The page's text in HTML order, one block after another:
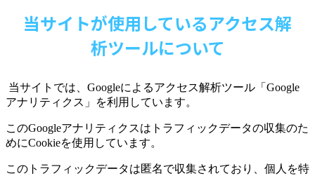
当サイトが使用しているアクセス解
析ツールについて
当サイトでは、 Googleによるアクセス解析ツール「 Google
アナリティクス」を利用しています。
このGoogleアナリティクスはトラフィックデータの収集のた
めにCookieを使用しています。
このトラフィックデータは匿名で収集されており、個人を特